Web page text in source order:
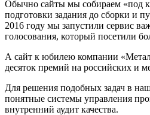
Обычно сайты мы собираем «под
подготовки задания до сборки и
2016 году мы запустили сервис
голосования, который посетили
А сайт к юбилею компании
десяток премий на российских и
Для решения подобных задач в
понятные системы управления
внутренний аудит качества.